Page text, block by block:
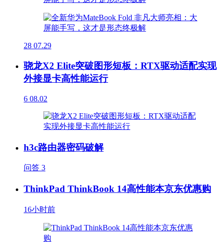
28 07.29
骁龙X2 Elite突破图形短板：RTX驱动适配实现
外接显卡高性能运行
6 08.02
h3c路由器密码破解
问答 3
ThinkPad ThinkBook 14高性能本京东优惠购
16小时前